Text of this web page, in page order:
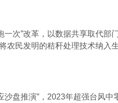
一次”改革，以数据共享取代部
农民发明的秸秆处理技术纳入
盘推演”，2023年超强台风中